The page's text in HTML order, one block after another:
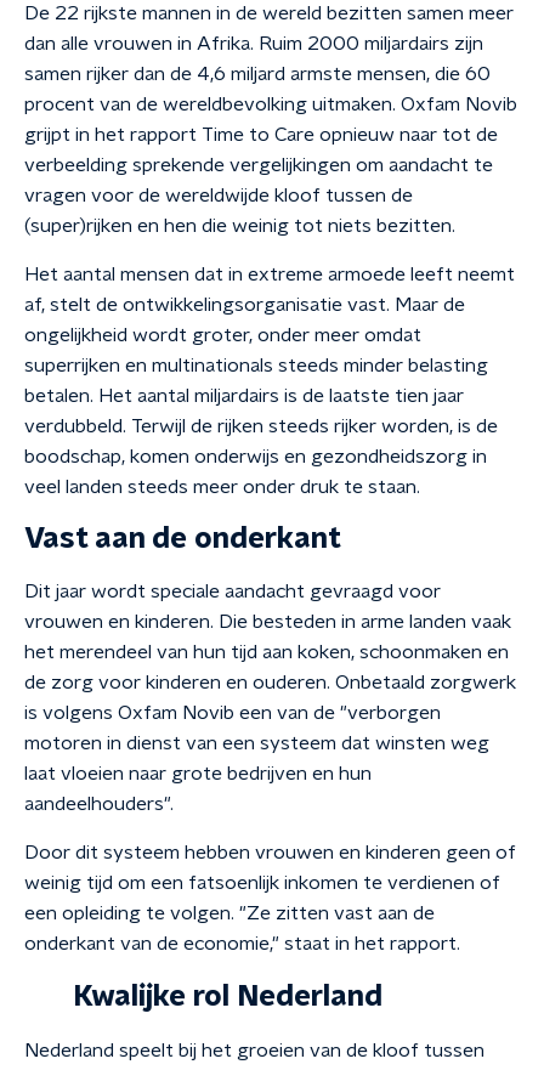
De 22 rijkste mannen in de wereld bezitten samen meer
dan alle vrouwen in Afrika. Ruim 2000 miljardairs zijn
samen rijker dan de 4,6 miljard armste mensen, die 60
procent van de wereldbevolking uitmaken. Oxfam Novib
grijpt in het rapport Time to Care opnieuw naar tot de
verbeelding sprekende vergelijkingen om aandacht te
vragen voor de wereldwijde kloof tussen de
(super)rijken en hen die weinig tot niets bezitten.
Het aantal mensen dat in extreme armoede leeft neemt
af, stelt de ontwikkelingsorganisatie vast. Maar de
ongelijkheid wordt groter, onder meer omdat
superrijken en multinationals steeds minder belasting
betalen. Het aantal miljardairs is de laatste tien jaar
verdubbeld. Terwijl de rijken steeds rijker worden, is de
boodschap, komen onderwijs en gezondheidszorg in
veel landen steeds meer onder druk te staan.
Vast aan de onderkant
Dit jaar wordt speciale aandacht gevraagd voor
vrouwen en kinderen. Die besteden in arme landen vaak
het merendeel van hun tijd aan koken, schoonmaken en
de zorg voor kinderen en ouderen. Onbetaald zorgwerk
is volgens Oxfam Novib een van de "verborgen
motoren in dienst van een systeem dat winsten weg
laat vloeien naar grote bedrijven en hun
aandeelhouders".
Door dit systeem hebben vrouwen en kinderen geen of
weinig tijd om een fatsoenlijk inkomen te verdienen of
een opleiding te volgen. "Ze zitten vast aan de
onderkant van de economie," staat in het rapport.
Kwalijke rol Nederland
Nederland speelt bij het groeien van de kloof tussen